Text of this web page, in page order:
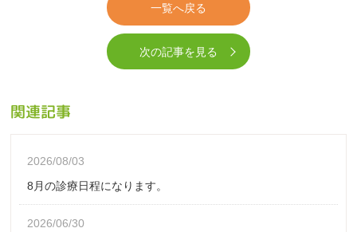
一覧へ戻る
次の記事を見る
関連記事
2026/08/03
8月の診療日程になります。
2026/06/30